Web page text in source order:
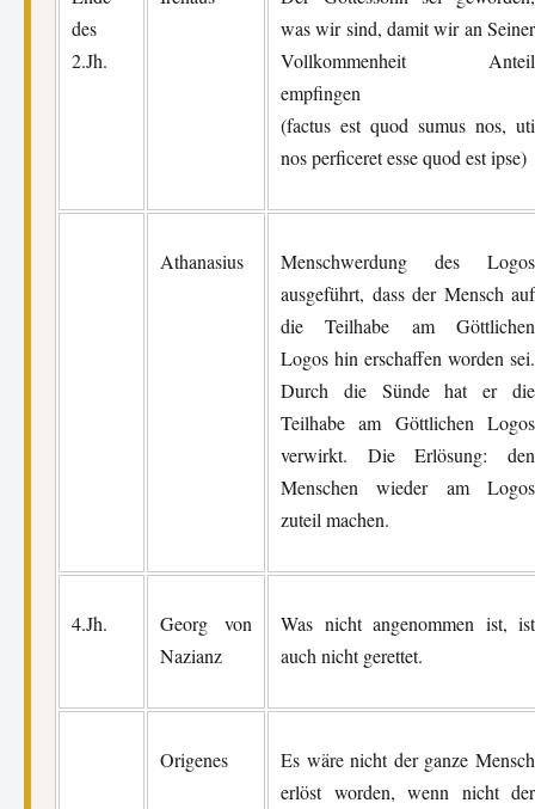
des
2.Jh.
was wir sind, damit wir an Seiner
Vollkommenheit Anteil
empfingen
(factus est quod sumus nos, uti
nos perficeret esse quod est ipse)
Athanasius
Menschwerdung des Logos
ausgeführt, dass der Mensch auf
die Teilhabe am Göttlichen
Logos hin erschaffen worden sei.
Durch die Sünde hat er die
Teilhabe am Göttlichen Logos
verwirkt. Die Erlösung: den
Menschen wieder am Logos
zuteil machen.
4.Jh.
Georg von
Nazianz
Was nicht angenommen ist, ist
auch nicht gerettet.
Origenes
Es wäre nicht der ganze Mensch
erlöst worden, wenn nicht der